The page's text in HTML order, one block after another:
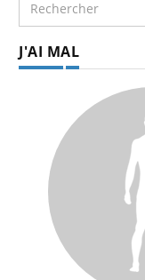
La sieste empêche-
la nuit ?
J'AI MAL